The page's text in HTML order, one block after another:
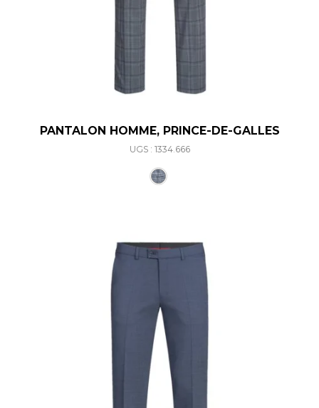
PANTALON HOMME, PRINCE-DE-GALLES
UGS : 1334.666